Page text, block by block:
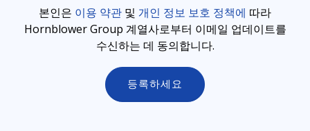
본인은 이용 약관 및 개인 정보 보호 정책에 따라
Hornblower Group 계열사로부터 이메일 업데이트를
수신하는 데 동의합니다.